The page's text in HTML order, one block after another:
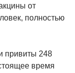
от
полностью
привиты 248
время